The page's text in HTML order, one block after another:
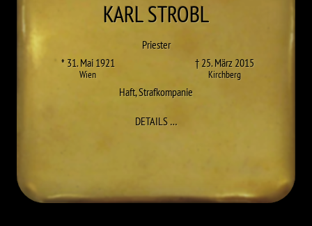
KARLSTROBL
Priester
* 31. Mai 1921
Wien
† 25. März 2015
Kirchberg
Haft,Strafkompanie
DETAILS…ZU KARL STROBL